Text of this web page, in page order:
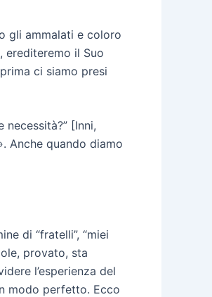
gli ammalati e coloro
erediteremo il Suo
ci siamo presi
[Inni,
Anche quando diamo
di “fratelli”, “miei
provato, sta
l’esperienza del
modo perfetto. Ecco